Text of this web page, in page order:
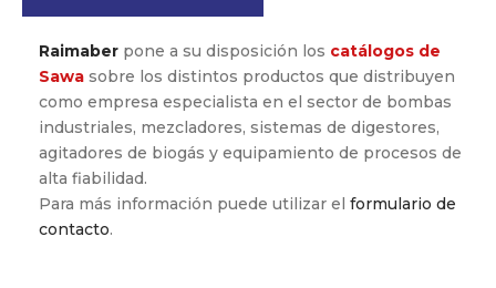
Raimaber pone a su disposición los catálogos de
Sawa sobre los distintos productos que distribuyen
como empresa especialista en el sector de bombas
industriales, mezcladores, sistemas de digestores,
agitadores de biogás y equipamiento de procesos de
alta fiabilidad.
Para más información puede utilizar el formulario de
contacto.